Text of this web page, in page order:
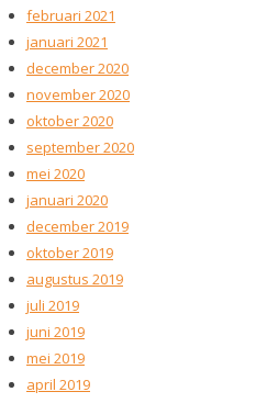
februari 2021
januari 2021
december 2020
november 2020
oktober 2020
september 2020
mei 2020
januari 2020
december 2019
oktober 2019
augustus 2019
juli 2019
juni 2019
mei 2019
april 2019